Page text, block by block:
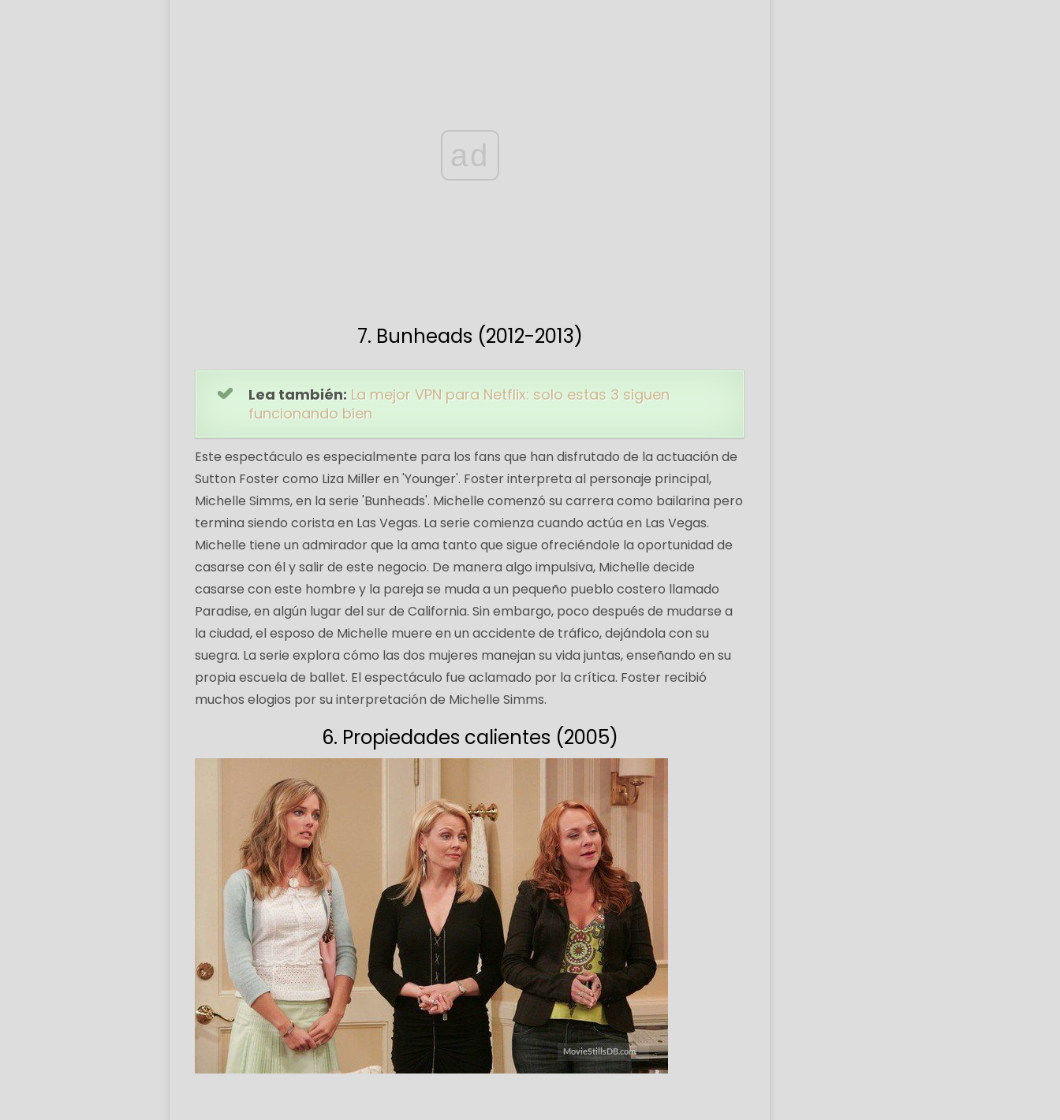
ad
7. Bunheads (2012-2013)
Lea también: La mejor VPN para Netflix: solo estas 3 siguen
funcionando bien
Este espectáculo es especialmente para los fans que han disfrutado de la actuación de
Sutton Foster como Liza Miller en 'Younger'. Foster interpreta al personaje principal,
Michelle Simms, en la serie 'Bunheads'. Michelle comenzó su carrera como bailarina pero
termina siendo corista en Las Vegas. La serie comienza cuando actúa en Las Vegas.
Michelle tiene un admirador que la ama tanto que sigue ofreciéndole la oportunidad de
casarse con él y salir de este negocio. De manera algo impulsiva, Michelle decide
casarse con este hombre y la pareja se muda a un pequeño pueblo costero llamado
Paradise, en algún lugar del sur de California. Sin embargo, poco después de mudarse a
la ciudad, el esposo de Michelle muere en un accidente de tráfico, dejándola con su
suegra. La serie explora cómo las dos mujeres manejan su vida juntas, enseñando en su
propia escuela de ballet. El espectáculo fue aclamado por la crítica. Foster recibió
muchos elogios por su interpretación de Michelle Simms.
6. Propiedades calientes (2005)